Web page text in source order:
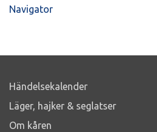
Navigator
Händelsekalender
Läger, hajker & seglatser
Om kåren